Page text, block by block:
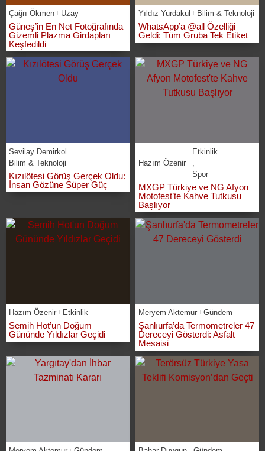
Çağrı Ökmen Uzay
Güneş’in En Net Fotoğrafında
Gizemli Plazma Girdapları
Keşfedildi
Yıldız Yurdakul Bilim & Teknoloji
WhatsApp’a @all Özelliği
Geldi: Tüm Gruba Tek Etiket
Sevilay Demirkol
Bilim & Teknoloji
Kızılötesi Görüş Gerçek Oldu:
İnsan Gözüne Süper Güç
Hazım Özenir
Etkinlik
Spor
MXGP Türkiye ve NG Afyon
Motofest’te Kahve Tutkusu
Başlıyor
Hazım Özenir Etkinlik
Semih Hot’un Doğum
Gününde Yıldızlar Geçidi
Meryem Aktemur Gündem
Şanlıurfa’da Termometreler 47
Dereceyi Gösterdi: Asfalt
Mesaisi